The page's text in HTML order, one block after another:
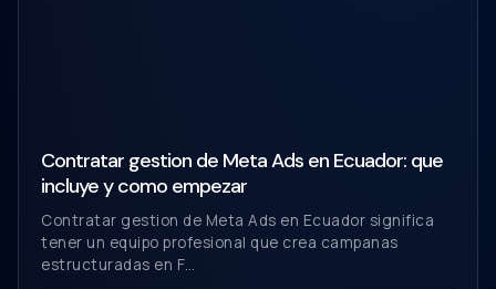
Contratar gestion de Meta Ads en Ecuador: que
incluye y como empezar
Contratar gestion de Meta Ads en Ecuador significa
tener un equipo profesional que crea campanas
estructuradas en F…